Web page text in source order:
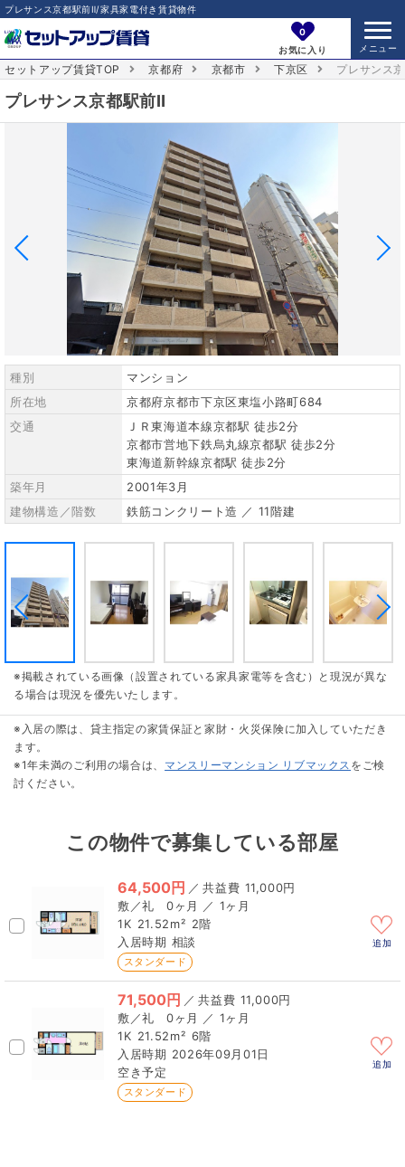
プレサンス京都駅前Ⅱ/家具家電付き賃貸物件
0
お気に入り
セットアップ賃貸TOP 京都府 京都市 下京区 プレサンス
プレサンス京都駅前Ⅱ
種別
マンション
所在地
京都府京都市下京区東塩小路町684
交通
ＪＲ東海道本線京都駅 徒歩2分
京都市営地下鉄烏丸線京都駅 徒歩2分
東海道新幹線京都駅 徒歩2分
築年月
2001年3月
建物構造／階数
鉄筋コンクリート造 ／ 11階建
※掲載されている画像（設置されている家具家電等を含む）と現況が異な
る場合は現況を優先いたします。
※入居の際は、貸主指定の家賃保証と家財・火災保険に加入していただき
ます。
※1年未満のご利用の場合は、 マンスリーマンション リブマックス をご検
討ください。
この物件で募集している部屋
64,500円 ／
11,000円
0ヶ月 ／ 1ヶ月
1K 21.52m² 2階
相談
スタンダード
追加
71,500円 ／
11,000円
0ヶ月 ／ 1ヶ月
1K 21.52m² 6階
2026年09月01日
空き予定
スタンダード
追加